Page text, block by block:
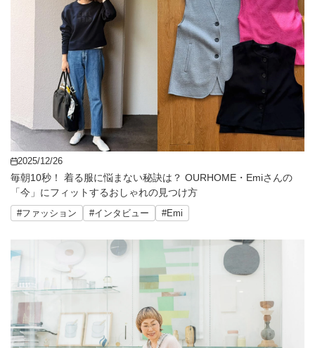
2025/12/26
毎朝10秒！ 着る服に悩まない秘訣は？ OURHOME・Emiさんの
「今」にフィットするおしゃれの見つけ方
#ファッション #インタビュー #Emi